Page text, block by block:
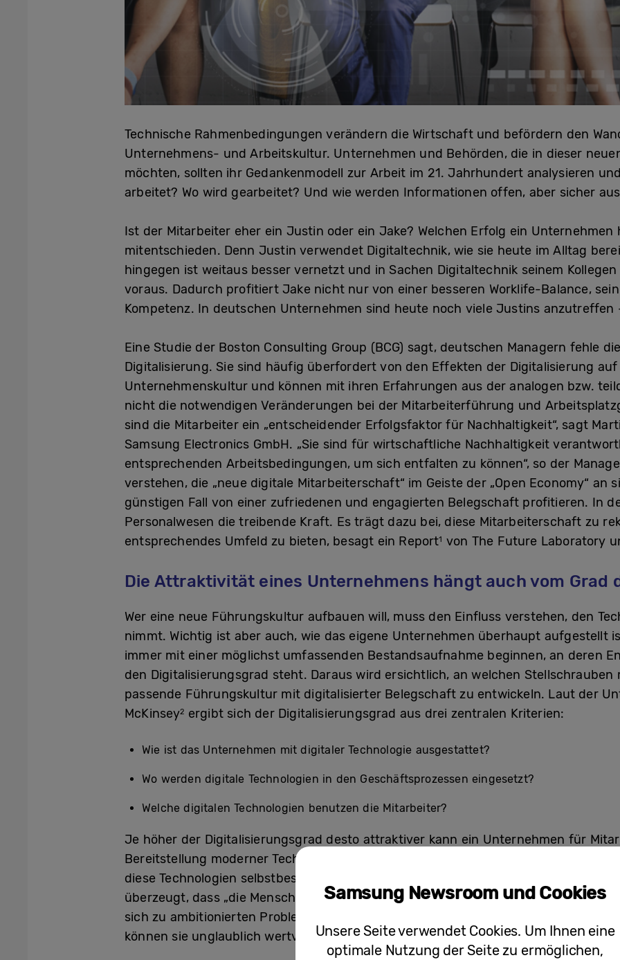
Technische Rahmenbedingungen verändern die Wirtschaft und befördern den
Unternehmens- und Arbeitskultur. Unternehmen und Behörden, die in dieser
möchten, sollten ihr Gedankenmodell zur Arbeit im 21. Jahrhundert analysieren
arbeitet? Wo wird gearbeitet? Und wie werden Informationen offen, aber sicher
Ist der Mitarbeiter eher ein Justin oder ein Jake? Welchen Erfolg ein
mitentschieden. Denn Justin verwendet Digitaltechnik, wie sie heute im Alltag
hingegen ist weitaus besser vernetzt und in Sachen Digitaltechnik seinem
voraus. Dadurch profitiert Jake nicht nur von einer besseren Worklife-Balance,
Kompetenz. In deutschen Unternehmen sind heute noch viele Justins anzutreffen
Eine Studie der Boston Consulting Group (BCG) sagt, deutschen Managern fehle
Digitalisierung. Sie sind häufig überfordert von den Effekten der Digitalisierung
Unternehmenskultur und können mit ihren Erfahrungen aus der analogen bzw.
nicht die notwendigen Veränderungen bei der Mitarbeiterführung und
sind die Mitarbeiter ein „entscheidender Erfolgsfaktor für Nachhaltigkeit“, sagt
Samsung Electronics GmbH. „Sie sind für wirtschaftliche Nachhaltigkeit
entsprechenden Arbeitsbedingungen, um sich entfalten zu können“, so der
verstehen, die „neue digitale Mitarbeiterschaft“ im Geiste der „Open Economy“ an
günstigen Fall von einer zufriedenen und engagierten Belegschaft profitieren. In
Personalwesen die treibende Kraft. Es trägt dazu bei, diese Mitarbeiterschaft zu
entsprechendes Umfeld zu bieten, besagt ein Report1 von The Future Laboratory
Die Attraktivität eines Unternehmens hängt auch vom Grad
Wer eine neue Führungskultur aufbauen will, muss den Einfluss verstehen, den
nimmt. Wichtig ist aber auch, wie das eigene Unternehmen überhaupt aufgestellt
immer mit einer möglichst umfassenden Bestandsaufnahme beginnen, an deren
den Digitalisierungsgrad steht. Daraus wird ersichtlich, an welchen Stellschrauben
passende Führungskultur mit digitalisierter Belegschaft zu entwickeln. Laut der
McKinsey2 ergibt sich der Digitalisierungsgrad aus drei zentralen Kriterien:
Wie ist das Unternehmen mit digitaler Technologie ausgestattet?
Wo werden digitale Technologien in den Geschäftsprozessen eingesetzt?
Welche digitalen Technologien benutzen die Mitarbeiter?
Je höher der Digitalisierungsgrad desto attraktiver kann ein Unternehmen für
Bereitstellung moderner Technologie ist dabei ebenso wichtig wie eine
diese Technologien selbstbestimmt und gewinnbringend für das Unternehmen
überzeugt, dass „die Menschen durch soziale Medien, Smartphones, Apps und
sich zu ambitionierten Problemlösern mit der natürlichen Fähigkeit zum
können sie unglaublich wertvolle Aktiva in jedem Unternehmen sein – sofern sie
Samsung Newsroom und Cookies
Unsere Seite verwendet Cookies. Um Ihnen eine
optimale Nutzung der Seite zu ermöglichen,